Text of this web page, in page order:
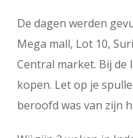
De dagen werden
Mega mall, Lot 10,
Central market. Bij de
kopen. Let op je
beroofd was van zijn